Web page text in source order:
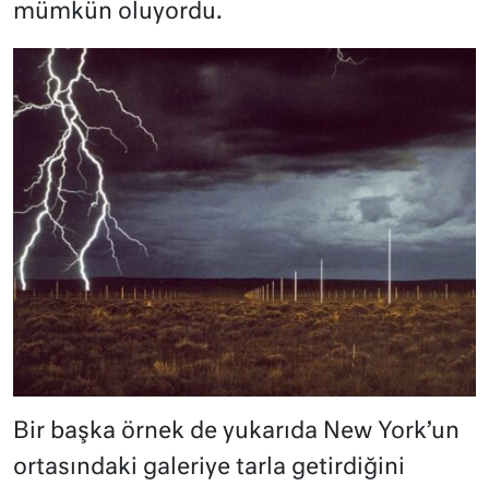
mümkün oluyordu.
Bir başka örnek de yukarıda New York’un
ortasındaki galeriye tarla getirdiğini